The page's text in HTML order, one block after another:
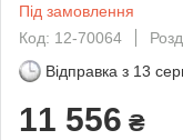
Під замовлення
Код: 12-70064
Відправка з 13
11 556 ₴